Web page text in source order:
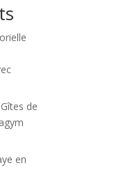
de
en